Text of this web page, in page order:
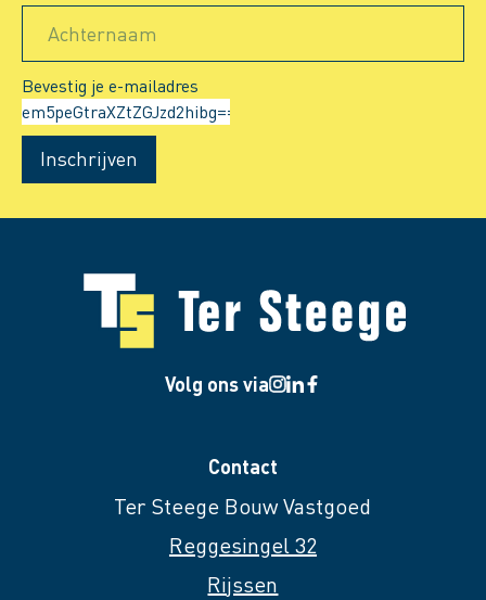
Achternaam
Bevestig je e-mailadres
Inschrijven
Volg ons via
Contact
Ter Steege Bouw Vastgoed
Reggesingel 32
Rijssen